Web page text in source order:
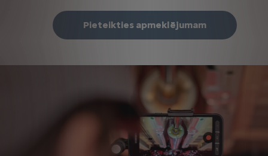
Pieteikties apmeklējumam